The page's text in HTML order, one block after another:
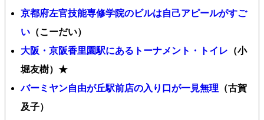
京都府左官技能専修学院のビルは自己アピールがすご
い （こーだい）
大阪・京阪香里園駅にあるトーナメント・トイレ （小
堀友樹）★
バーミヤン自由が丘駅前店の入り口が一見無理 （古賀
及子）